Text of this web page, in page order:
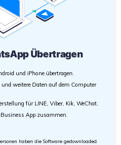
Übertragen
und iPhone übertragen.
weitere Daten auf dem Computer
für LINE, Viber, Kik, WeChat.
App zusammen.
haben die Software gedownloaded.